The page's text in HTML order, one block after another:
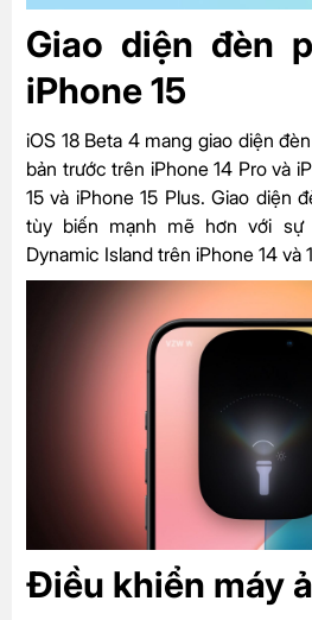
Giao diện đèn
iPhone 15
iOS 18 Beta 4 mang giao diện
bản trước trên iPhone 14 Pro và
15 và iPhone 15 Plus. Giao diện
tùy biến mạnh mẽ hơn với
Dynamic Island trên iPhone 14 và
Điều khiển máy